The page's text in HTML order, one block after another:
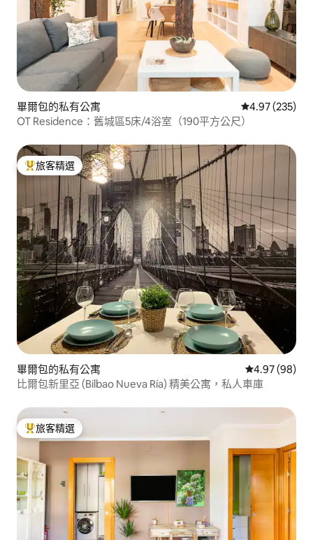
畢爾包的私有公寓 從 235 則評價
4.97 (235)
OT Residence：舊城區5床/4浴室（190平方公尺）
旅客精選榜首
旅客精選
畢爾包的私有公寓 從 98 則評價
4.97 (98)
比爾包新里亞 (Bilbao Nueva Ría) 精美公寓，私人車庫
旅客精選榜首
旅客精選